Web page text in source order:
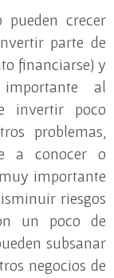
pueden crecer
parte de
financiarse) y
al
invertir poco
problemas,
a conocer o
importante
riesgos
un poco de
subsanar
negocios de